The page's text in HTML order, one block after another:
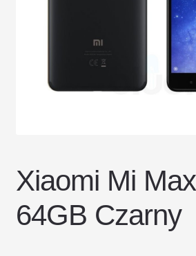
Xiaomi Mi
64GB Czarny